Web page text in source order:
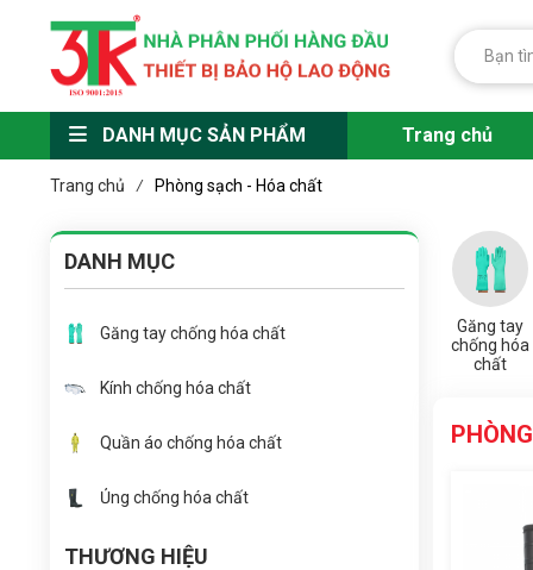
DANH MỤC SẢN PHẨM Trang chủ
Trang chủ / Phòng sạch - Hóa chất
DANH MỤC
Găng tay chống hóa chất
Kính chống hóa chất
Quần áo chống hóa chất
Ủng chống hóa chất
THƯƠNG HIỆU
Găng tay
chống hóa
chất